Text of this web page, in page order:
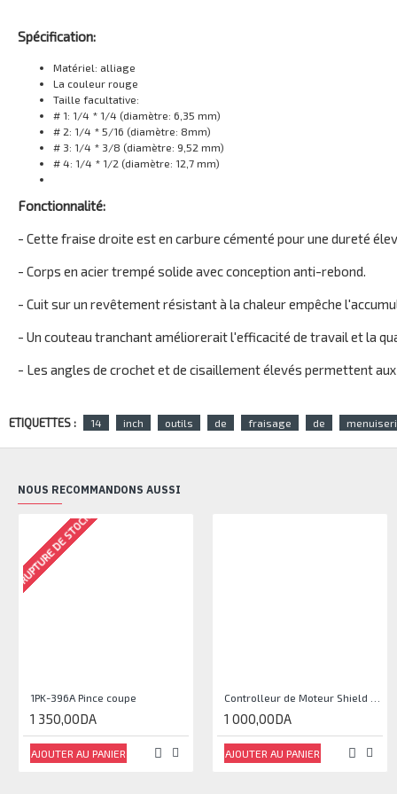
Spécification:
Matériel: alliage
La couleur rouge
Taille facultative:
# 1: 1/4 * 1/4 (diamètre: 6,35 mm)
# 2: 1/4 * 5/16 (diamètre: 8mm)
# 3: 1/4 * 3/8 (diamètre: 9,52 mm)
# 4: 1/4 * 1/2 (diamètre: 12,7 mm)
Fonctionnalité:
- Cette fraise droite est en carbure cémenté pour une dureté
- Corps en acier trempé solide avec conception anti-rebond.
- Cuit sur un revêtement résistant à la chaleur empêche
- Un couteau tranchant améliorerait l'efficacité de travail et la
- Les angles de crochet et de cisaillement élevés permettent
ETIQUETTES : 14 inch outils de fraisage de
NOUS RECOMMANDONS AUSSI
RUPTURE DE STOCK
1PK-396A Pince coupe
1 350,00DA
AJOUTER AU PANIER
1 000,00DA
AJOUTER AU PANIER